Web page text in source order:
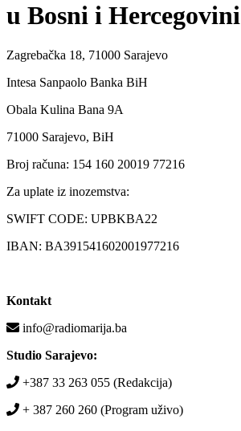
u Bosni i Hercegovini
Zagrebačka 18, 71000 Sarajevo
Intesa Sanpaolo Banka BiH
Obala Kulina Bana 9A
71000 Sarajevo, BiH
Broj računa: 154 160 20019 77216
Za uplate iz inozemstva:
SWIFT CODE: UPBKBA22
IBAN: BA391541602001977216
Kontakt
info@radiomarija.ba
Studio Sarajevo:
+387 33 263 055 (Redakcija)
+ 387 260 260 (Program uživo)